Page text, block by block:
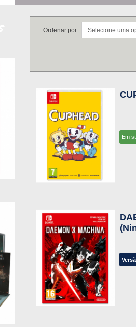
Ordenar por:
Em